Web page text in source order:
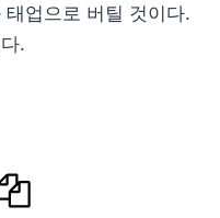
업으로 버틸 것이다.
.